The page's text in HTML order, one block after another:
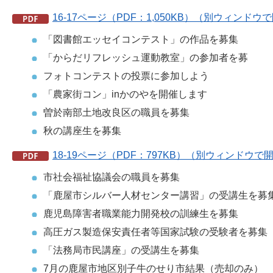
16-17ページ（PDF：1,050KB）（別ウィンドウで
「図書館エッセイコンテスト」の作品を募集
「からだリフレッシュ運動教室」の参加者を募
フォトコンテストの投票に参加しよう
「農家街コン」inかのやを開催します
曽於南部土地改良区の職員を募集
秋の講座生を募集
18-19ページ（PDF：797KB）（別ウィンドウで開
市社会福祉協議会の職員を募集
「鹿屋市シルバー人材センター講習」の受講生を募
鹿児島障害者職業能力開発校の訓練生を募集
高圧ガス製造保安責任者等国家試験の受験者を募集
「法務局市民講座」の受講生を募集
7月の鹿屋市地区別子牛のせり市結果（売却のみ）